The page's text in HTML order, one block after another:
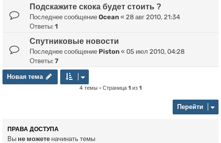
Подскажите скока будет стоить ?
Последнее сообщение Ocean « 28 авг 2010, 21:34
Ответы: 1
Спутниковые новости
Последнее сообщение Piston « 05 июл 2010, 04:28
Ответы: 7
Новая тема
Новая тема
4 темы • Страница 1 из 1
Перейти
ПРАВА ДОСТУПА
Вы не можете начинать темы